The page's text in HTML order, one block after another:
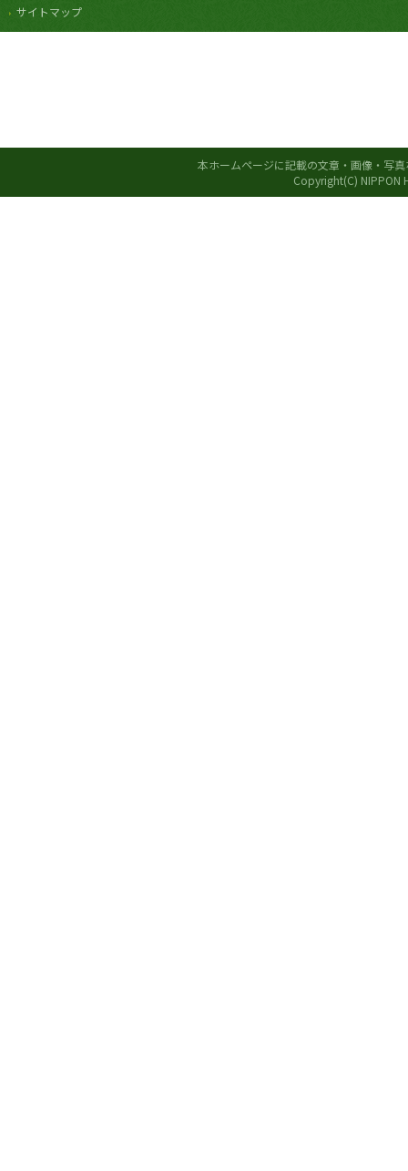
サイトマップ
本ホームページに記載の文章・画像・写
Copyright(C) NIPPON